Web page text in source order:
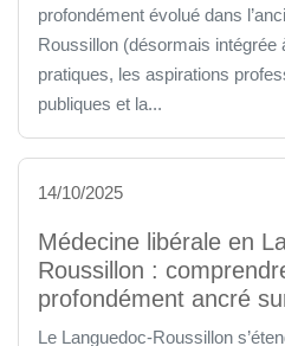
profondément évolué dans
Roussillon (désormais intégrée
pratiques, les aspirations
publiques et la...
14/10/2025
Médecine libérale en
Roussillon :
profondément ancré
Le Languedoc-Roussillon